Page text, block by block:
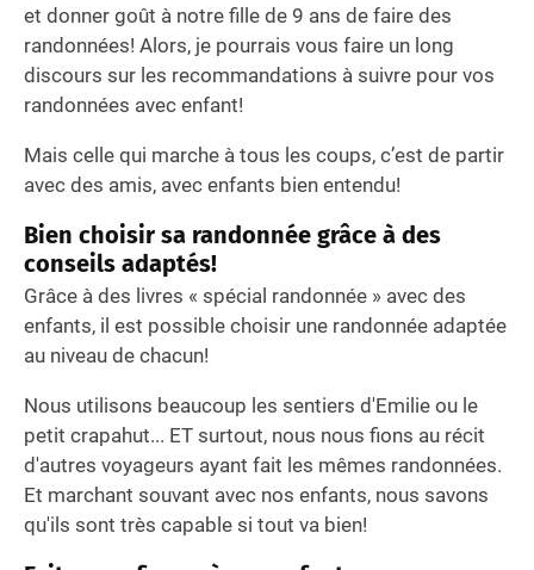
et donner goût à notre fille de 9 ans de faire des
randonnées! Alors, je pourrais vous faire un long
discours sur les recommandations à suivre pour vos
randonnées avec enfant!
Mais celle qui marche à tous les coups, c’est de partir
avec des amis, avec enfants bien entendu!
Bien choisir sa randonnée grâce à des
conseils adaptés!
Grâce à des livres « spécial randonnée » avec des
enfants, il est possible choisir une randonnée adaptée
au niveau de chacun!
Nous utilisons beaucoup les sentiers d'Emilie ou le
petit crapahut... ET surtout, nous nous fions au récit
d'autres voyageurs ayant fait les mêmes randonnées.
Et marchant souvant avec nos enfants, nous savons
qu'ils sont très capable si tout va bien!